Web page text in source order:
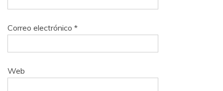
Correo electrónico *
Web